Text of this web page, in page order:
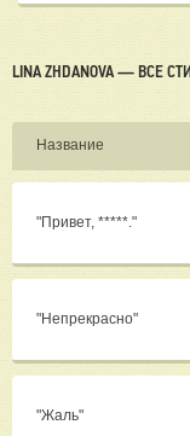
LINA ZHDANOVA — ВСЕ
Название
"Привет, *****."
"Непрекрасно"
"Жаль"